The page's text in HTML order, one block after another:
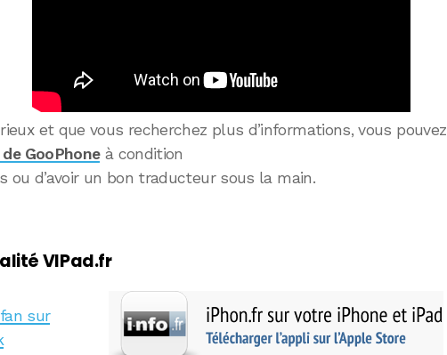
et que vous recherchez plus d’informations, vous pouvez
GooPhoneà condition
ou d’avoir un bon traducteur sous la main.
VIPad.fr
sur